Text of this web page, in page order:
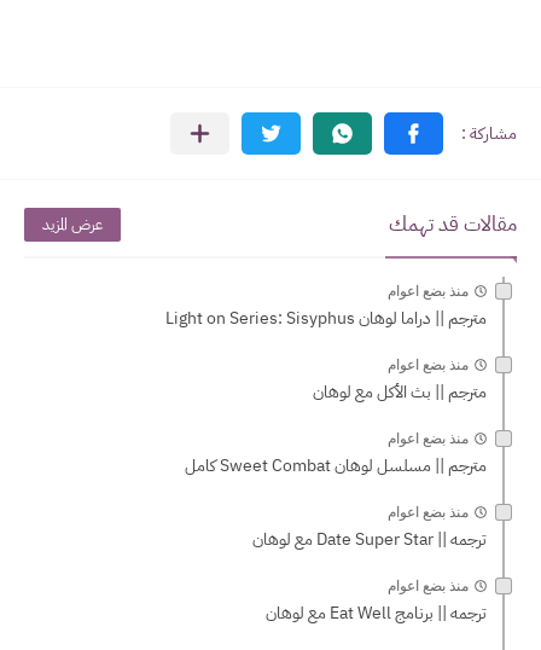
مقالات قد تهمك عرض المزيد
منذ بضع اعوام
مترجم || دراما لوهان Light on Series: Sisyphus
منذ بضع اعوام
مترجم || بث الأكل مع لوهان
منذ بضع اعوام
مترجم || مسلسل لوهان Sweet Combat كامل
منذ بضع اعوام
ترجمه || Date Super Star مع لوهان
منذ بضع اعوام
ترجمه || برنامج Eat Well مع لوهان